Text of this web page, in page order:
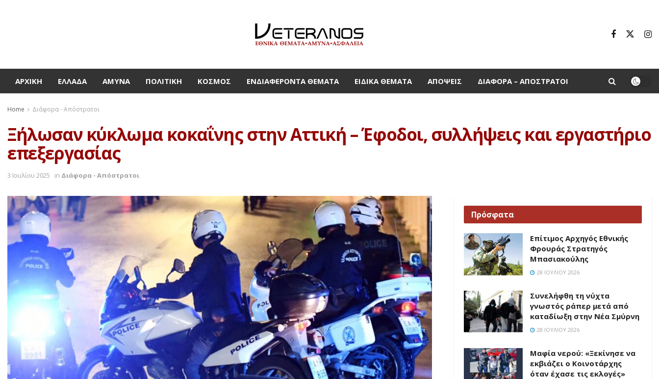
ΑΡΧΙΚΉ ΕΛΛΆΔΑ ΆΜΥΝΑ ΠΟΛΙΤΙΚΉ ΚΌΣΜΟΣ ΕΝΔΙΑΦΈΡΟΝΤΑ ΘΈΜΑΤΑ ΕΙΔΙΚΆ ΘΈΜΑΤΑ ΑΠΌΨΕΙΣ ΔΙΆΦΟΡΑ – ΑΠΌΣΤΡΑΤΟΙ
Home Διάφορα - Απόστρατοι
Ξήλωσαν κύκλωμα κοκαΐνης στην Αττική – Έφοδοι, συλλήψεις και εργαστήριο
επεξεργασίας
3 Ιουλίου 2025 in Διάφορα - Απόστρατοι
Πρόσφατα
Επίτιμος Αρχηγός Εθνικής
Φρουράς Στρατηγός
Μπασιακούλης
28 ΙΟΥΛΊΟΥ 2026
Συνελήφθη τη νύχτα
γνωστός ράπερ μετά από
καταδίωξη στην Νέα Σμύρνη
28 ΙΟΥΛΊΟΥ 2026
Μαφία νερού: «Ξεκίνησε να
εκβιάζει ο Κοινοτάρχης
όταν έχασε τις εκλογές»